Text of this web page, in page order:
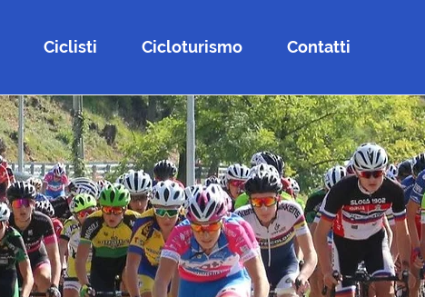
Ciclisti Cicloturismo Contatti